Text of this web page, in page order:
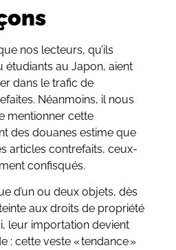
nos lecteurs, qu’ils
étudiants au Japon, aient
dans le trafic de
Néanmoins, il nous
mentionner cette
des douanes estime que
articles contrefaits, ceux-
confisqués.
d’un ou deux objets, dès
aux droits de propriété
leur importation devient
: cette veste « tendance »